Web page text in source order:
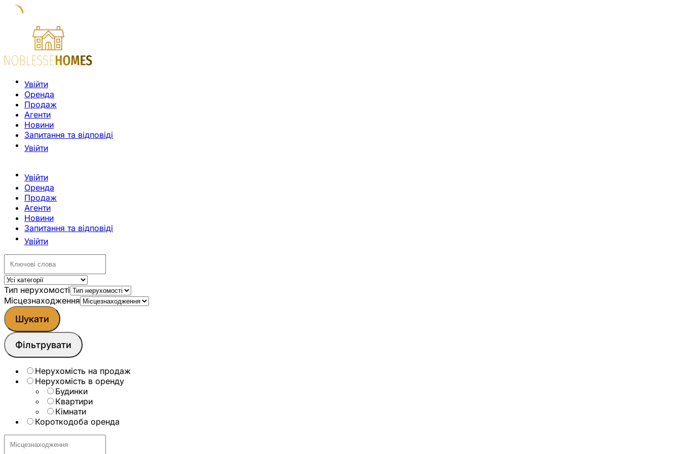
Увійти
Оренда
Продаж
Агенти
Новини
Запитання та відповіді
Увійти
Увійти
Оренда
Продаж
Агенти
Новини
Запитання та відповіді
Увійти
Тип нерухомості
Місцезнаходження
Шукати
Фільтрувати
Нерухомicть на продаж
Нерухомiсть в оренду
Будинки
Квартири
Кімнати
Короткодоба оренда